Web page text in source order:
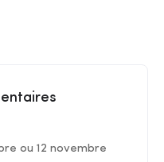
ou 12 novembre